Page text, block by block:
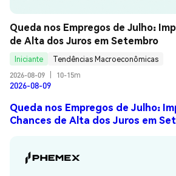
Queda nos Empregos de Julho:
de Alta dos Juros em Setembro
Iniciante
Tendências Macroeconômicas
2026-08-09
10-15m
2026-08-09
Queda nos Empregos de Julho:
Chances de Alta dos Juros em